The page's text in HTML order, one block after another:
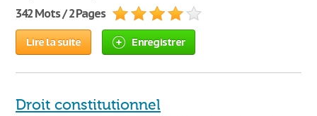
342 Mots / 2 Pages
Lire la suite Enregistrer
Droit constitutionnel